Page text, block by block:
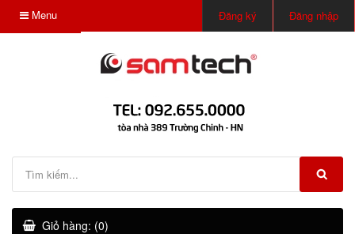
Menu Đăng ký Đăng nhập
Giỏ hàng: (0)